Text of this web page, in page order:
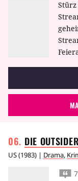
DIE OUTSIDER
US(1983) | Drama,